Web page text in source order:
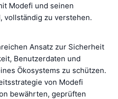
Modefi und seinen
vollständig zu verstehen.
Ansatz zur Sicherheit
Benutzerdaten und
Ökosystems zu schützen.
von Modefi
bewährten, geprüften